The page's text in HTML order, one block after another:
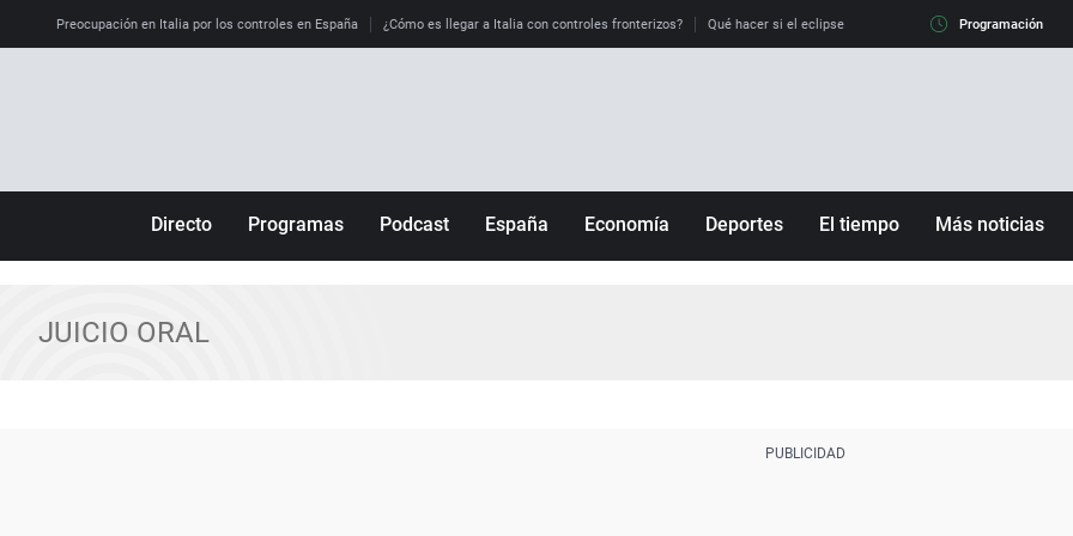
Preocupación en Italia por los controles en España ¿Cómo es llegar a Italia con controles fronterizos? Qué hacer si el eclipse me pilla conduciendo Qué tiempo
Programación
Directo Programas Podcast España Economía Deportes El tiempo Más noticias
JUICIO ORAL